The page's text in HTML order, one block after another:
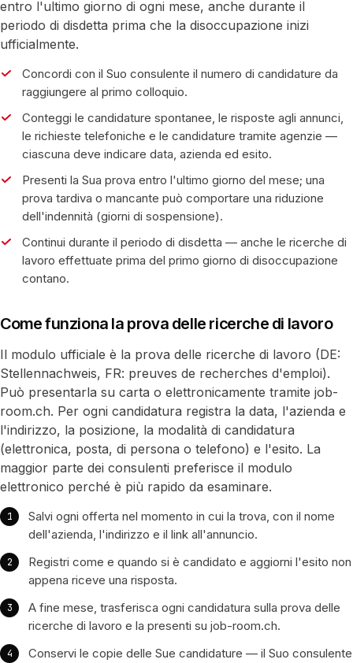
entro l'ultimo giorno di ogni mese, anche durante il
periodo di disdetta prima che la disoccupazione inizi
ufficialmente.
Concordi con il Suo consulente il numero di candidature da
raggiungere al primo colloquio.
Conteggi le candidature spontanee, le risposte agli annunci,
le richieste telefoniche e le candidature tramite agenzie —
ciascuna deve indicare data, azienda ed esito.
Presenti la Sua prova entro l'ultimo giorno del mese; una
prova tardiva o mancante può comportare una riduzione
dell'indennità (giorni di sospensione).
Continui durante il periodo di disdetta — anche le ricerche di
lavoro effettuate prima del primo giorno di disoccupazione
contano.
Come funziona la prova delle ricerche di lavoro
Il modulo ufficiale è la prova delle ricerche di lavoro (DE:
Stellennachweis, FR: preuves de recherches d'emploi).
Può presentarla su carta o elettronicamente tramite job-
room.ch. Per ogni candidatura registra la data, l'azienda e
l'indirizzo, la posizione, la modalità di candidatura
(elettronica, posta, di persona o telefono) e l'esito. La
maggior parte dei consulenti preferisce il modulo
elettronico perché è più rapido da esaminare.
Salvi ogni offerta nel momento in cui la trova, con il nome
dell'azienda, l'indirizzo e il link all'annuncio.
Registri come e quando si è candidato e aggiorni l'esito non
appena riceve una risposta.
A fine mese, trasferisca ogni candidatura sulla prova delle
ricerche di lavoro e la presenti su job-room.ch.
Conservi le copie delle Sue candidature — il Suo consulente